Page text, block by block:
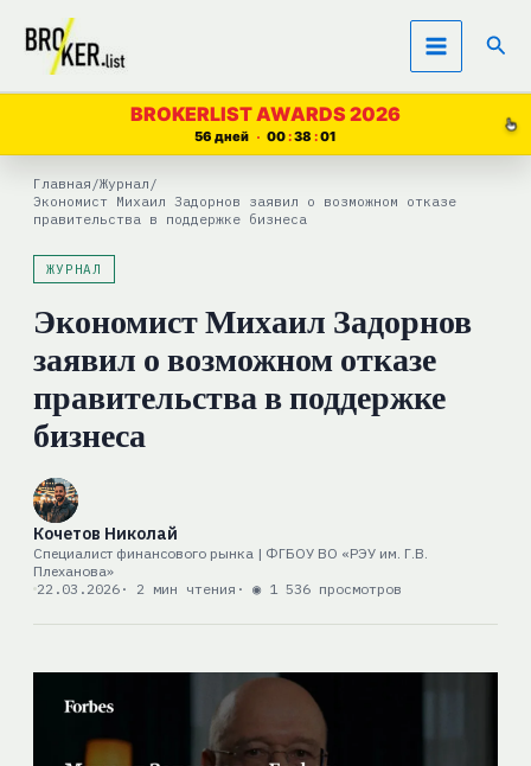
Перейти
содержимому
BROKERLIST AWARDS 2026
56 дней 00 38 00
Главная /Журнал /
Экономист Михаил Задорнов заявил о возможном отказе
правительства в поддержке бизнеса
ЖУРНАЛ
Экономист Михаил Задорнов
заявил о возможном отказе
правительства в поддержке
бизнеса
Кочетов Николай
Специалист финансового рынка | ФГБОУ ВО «РЭУ им. Г.В.
Плеханова»
22.03.2026· 2 мин чтения · ◉ 1 536 просмотров